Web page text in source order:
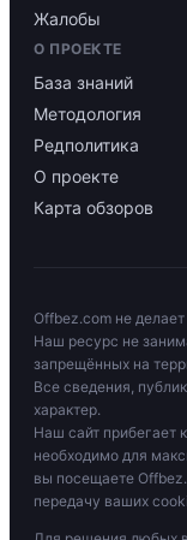
Жалобы
О ПРОЕКТЕ
База знаний
Методология
Редполитика
О проекте
Карта обзоров
Offbez.com не
Наш ресурс не
запрещённых на
Все сведения,
характер.
Наш сайт прибегает
необходимо для
вы посещаете
передачу ваших